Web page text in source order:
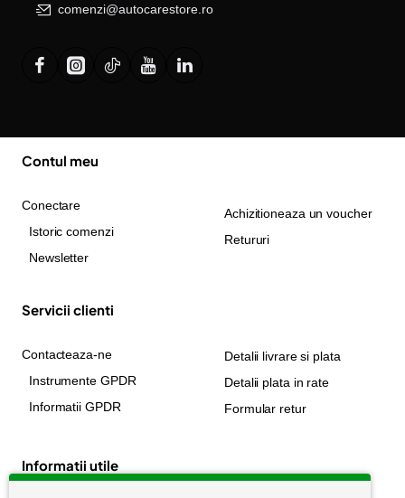
comenzi@autocarestore.ro
Contul meu
Conectare
Istoric comenzi
Newsletter
Achizitioneaza un voucher
Retururi
Servicii clienti
Contacteaza-ne
Instrumente GPDR
Informatii GPDR
Detalii livrare si plata
Detalii plata in rate
Formular retur
Informatii utile